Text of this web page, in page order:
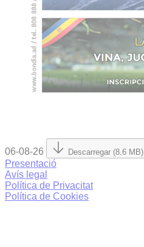
06-08-26 Descarregar (8.6 MB)
Presentació
Avís legal
Política de Privacitat
Política de Cookies